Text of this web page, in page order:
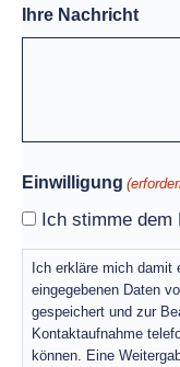
Ihre Nachricht
Einwilligung
Ich stimme
Ich erkläre mich damit
eingegebenen Daten
gespeichert und zur
Kontaktaufnahme
können. Eine